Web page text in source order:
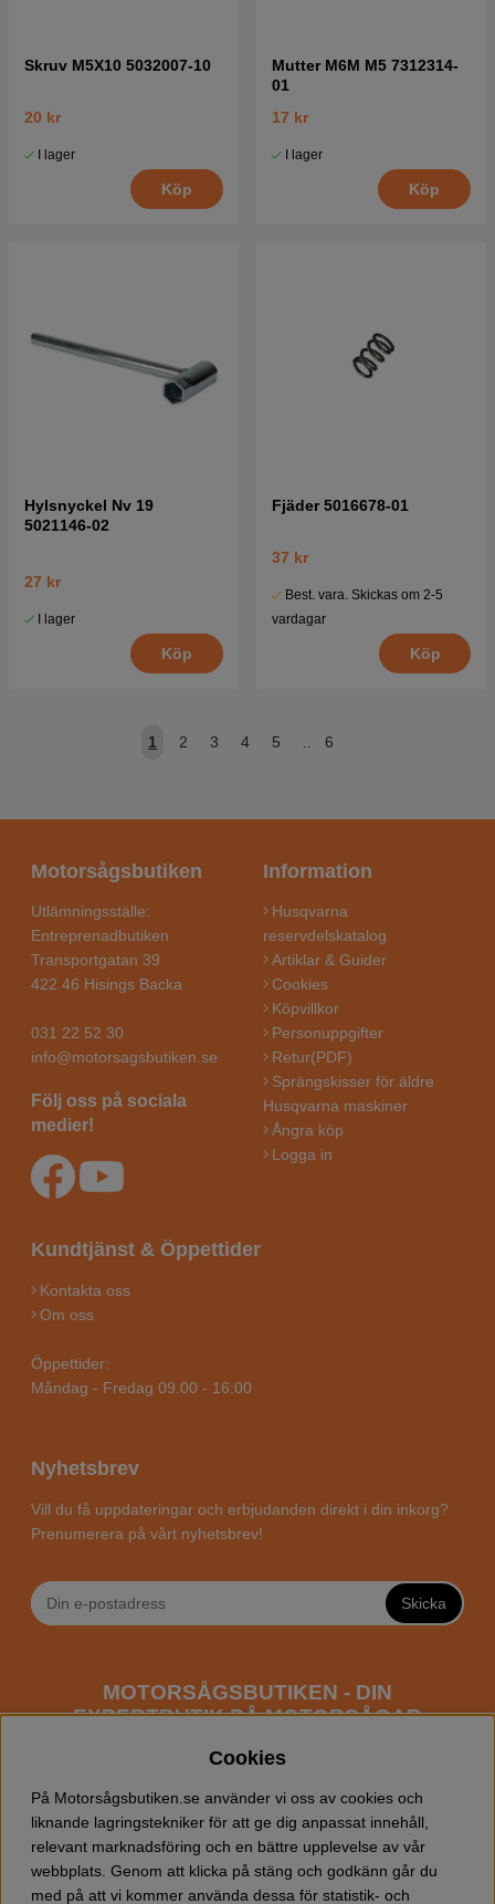
Skruv M5X10 5032007-10
20 kr
I lager
Köp
Mutter M6M M5 7312314-
01
17 kr
I lager
Köp
Hylsnyckel Nv 19
5021146-02
27 kr
I lager
Köp
Fjäder 5016678-01
37 kr
Best. vara. Skickas om 2-5
vardagar
Köp
1 2 3 4 5 .. 6
Motorsågsbutiken
Utlämningsställe:
Entreprenadbutiken
Transportgatan 39
422 46 Hisings Backa
031 22 52 30
info@motorsagsbutiken.se
Följ oss på sociala
medier!
Information
Husqvarna
reservdelskatalog
Artiklar & Guider
Cookies
Köpvillkor
Personuppgifter
Retur(PDF)
Sprängskisser för äldre
Husqvarna maskiner
Ångra köp
Logga in
Kundtjänst & Öppettider
Kontakta oss
Om oss
Öppettider:
Måndag - Fredag 09.00 - 16:00
Nyhetsbrev
Vill du få uppdateringar och erbjudanden direkt i din inkorg?
Prenumerera på vårt nyhetsbrev!
Skicka
MOTORSÅGSBUTIKEN - DIN
EXPERTBUTIK PÅ MOTORSÅGAR
fokus mot entusiaster och professionella användare av
motorsågar. Vi erbjuder ett brett sortiment av
Husqvarna motorsågarsamt alla tänkbaratillbehör
du kan behöva vid trädfällning, gallring och allmän
Cookies
På Motorsågsbutiken.se använder vi oss av cookies och
liknande lagringstekniker för att ge dig anpassat innehåll,
relevant marknadsföring och en bättre upplevelse av vår
webbplats. Genom att klicka på stäng och godkänn går du
med på att vi kommer använda dessa för statistik- och